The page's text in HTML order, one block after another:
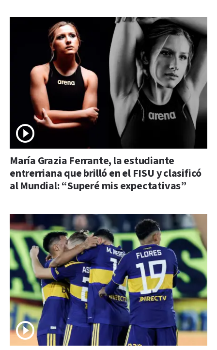
María Grazia Ferrante, la estudiante
entrerriana que brilló en el FISU y clasificó
al Mundial: “Superé mis expectativas”